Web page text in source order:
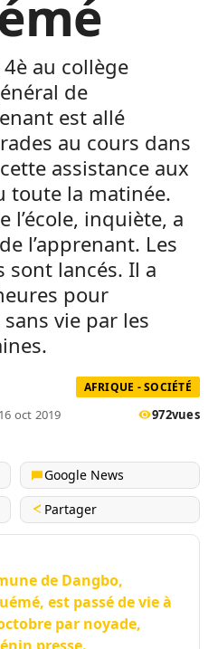
4è au collège
de
est allé
au cours dans
assistance aux
toute la matinée.
l’école, inquiète, a
l’apprenant. Les
sont lancés. Il a
pour
vie par les
AFRIQUE - SOCIÉTÉ
oct 2019 972vues
Google News
Partager
de Dangbo,
est passé de vie à
par noyade,